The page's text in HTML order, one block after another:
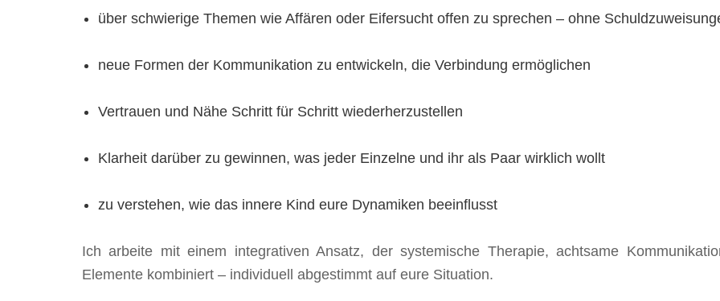
über schwierige Themen wie Affären oder Eifersucht offen zu sprechen – ohne
neue Formen der Kommunikation zu entwickeln, die Verbindung ermöglichen
Vertrauen und Nähe Schritt für Schritt wiederherzustellen
Klarheit darüber zu gewinnen, was jeder Einzelne und ihr als Paar wirklich wollt
zu verstehen, wie das innere Kind eure Dynamiken beeinflusst
Ich arbeite mit einem integrativen Ansatz, der systemische Therapie, achtsame
Elemente kombiniert – individuell abgestimmt auf eure Situation.